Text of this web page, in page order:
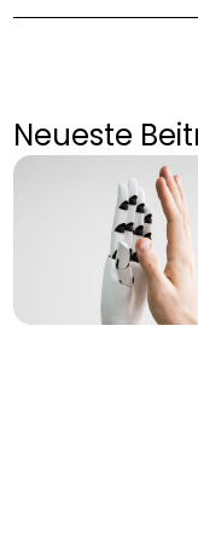
Neueste